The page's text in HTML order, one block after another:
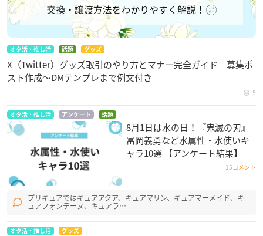
オタ活・推し活 話題 グッズ
X（Twitter）グッズ取引のやり方とマナー完全ガイド 募集ポ
スト作成〜DMテンプレまで例文付き
5
オタ活・推し活 アンケート 話題
8月1日は水の日！『鬼滅の刃』
冨岡義勇など水属性・水使いキ
ャラ10選 【アンケート結果】
15コメント
プリキュアではキュアアクア、キュアマリン、キュアマーメイド、キ
ュアフォンテーヌ、キュアラ…
オタ活・推し活 グッズ